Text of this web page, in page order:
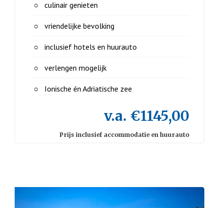
culinair genieten
vriendelijke bevolking
inclusief hotels en huurauto
verlengen mogelijk
Ionische én Adriatische zee
v.a. €1145,00
Prijs inclusief accommodatie en huurauto